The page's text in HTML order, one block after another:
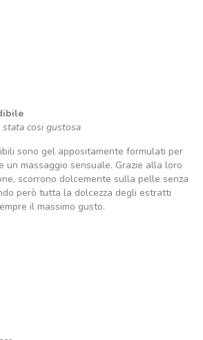
stata cosi gustosa
sono gel appositamente formulati per
un massaggio sensuale. Grazie alla loro
scorrono dolcemente sulla pelle senza
però tutta la dolcezza degli estratti
il massimo gusto.